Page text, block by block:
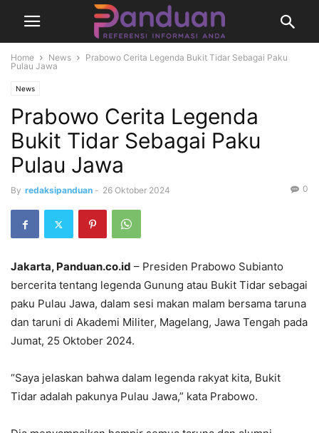
Home News
Prabowo Cerita Legenda Bukit Tidar Sebagai Paku
Pulau Jawa
News
Prabowo Cerita Legenda
Bukit Tidar Sebagai Paku
Pulau Jawa
By redaksipanduan - 26 Oktober 2024 0
Jakarta, Panduan.co.id – Presiden Prabowo Subianto
bercerita tentang legenda Gunung atau Bukit Tidar sebagai
paku Pulau Jawa, dalam sesi makan malam bersama taruna
dan taruni di Akademi Militer, Magelang, Jawa Tengah pada
Jumat, 25 Oktober 2024.
“Saya jelaskan bahwa dalam legenda rakyat kita, Bukit
Tidar adalah pakunya Pulau Jawa,” kata Prabowo.